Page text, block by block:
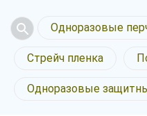
Одноразовые
Стрейч пленка
Одноразовые